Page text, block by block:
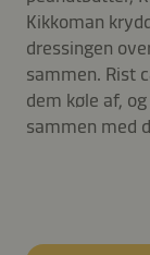
Kikkoman
dressingen
sammen. Rist
dem køle af,
sammen med